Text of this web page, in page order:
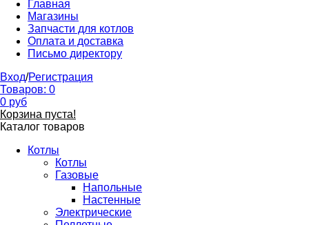
Главная
Магазины
Запчасти для котлов
Оплата и доставка
Письмо директору
Вход/Регистрация
Товаров: 0
0 руб
Корзина пуста!
Каталог товаров
Котлы
Котлы
Газовые
Напольные
Настенные
Электрические